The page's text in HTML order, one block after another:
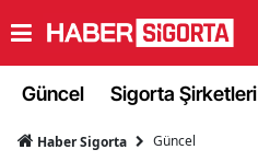
Güncel Sigorta Şirketleri
Haber Sigorta Güncel